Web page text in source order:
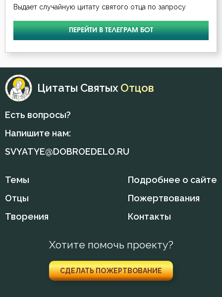
Воздаяние
Воздержание
Врач
Время
Гнев
Гость
Симеон Новый Богослов
Выдает случайную цитату святого отца по запросу
ПЕРЕЙТИ В ТЕЛЕГРАМ БОТ
Цитаты Святых Отцов
Есть вопросы?
Напишите нам:
SVYATYE@DOBROEDELO.RU
Темы
Отцы
Творения
Подробнее о сайте
Пожертвования
Контакты
Хотите помочь проекту?
СДЕЛАТЬ ПОЖЕРТВОВАНИЕ